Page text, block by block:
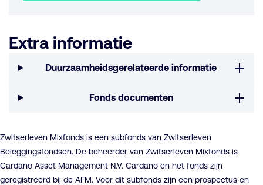
Extra informatie
Duurzaamheidsgerelateerde informatie
Fonds documenten
Zwitserleven Mixfonds is een subfonds van Zwitserleven
Beleggingsfondsen. De beheerder van Zwitserleven Mixfonds is
Cardano Asset Management N.V. Cardano en het fonds zijn
geregistreerd bij de AFM. Voor dit subfonds zijn een prospectus en